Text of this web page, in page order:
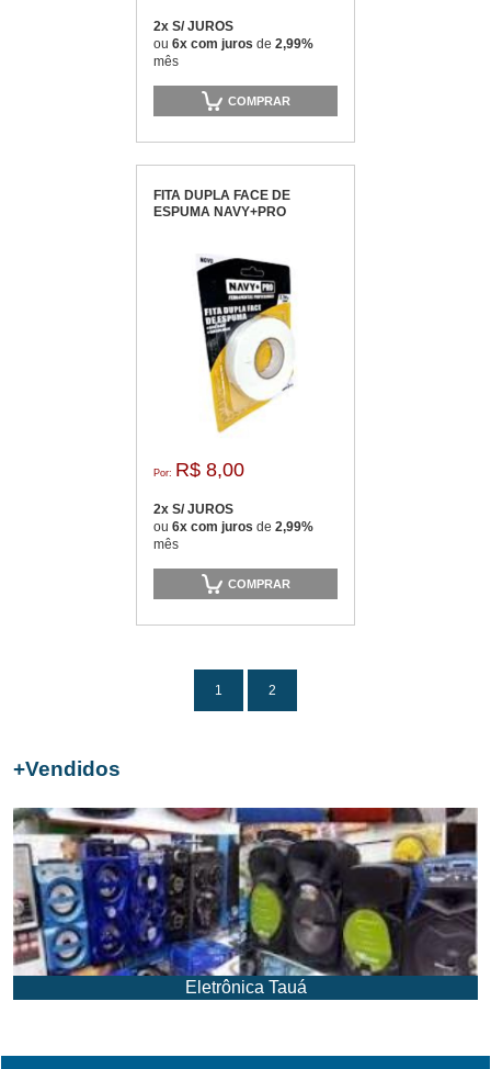
2x S/ JUROS
ou 6x com juros de 2,99%
mês
COMPRAR
FITA DUPLA FACE DE
ESPUMA NAVY+PRO
Por: R$ 8,00
2x S/ JUROS
ou 6x com juros de 2,99%
mês
COMPRAR
1 2
+Vendidos
Eletrônica Tauá